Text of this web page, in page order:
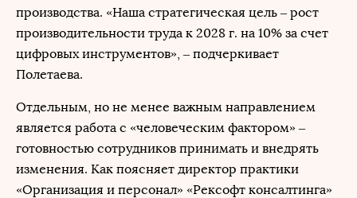
производства. «Наша стратегическая цель – рост
производительности труда к 2028 г. на 10% за счет
цифровых инструментов», – подчеркивает
Полетаева.
Отдельным, но не менее важным направлением
является работа с «человеческим фактором» –
готовностью сотрудников принимать и внедрять
изменения. Как поясняет директор практики
«Организация и персонал» «Рексофт консалтинга»